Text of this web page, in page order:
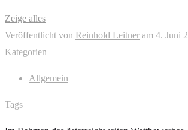
Zeige alles
Veröffentlicht von Reinhold Leitner am 4. Juni
Kategorien
Allgemein
Tags